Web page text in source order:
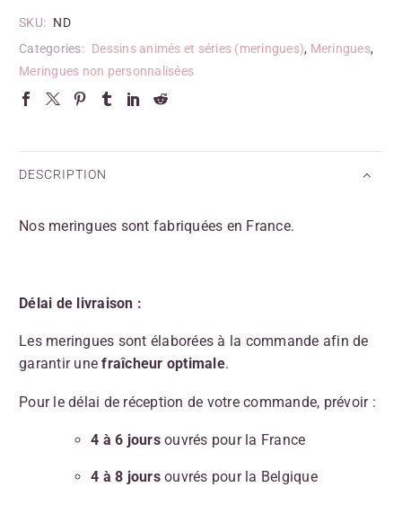
SKU: ND
Categories: Dessins animés et séries (meringues), Meringues,
Meringues non personnalisées
DESCRIPTION
Nos meringues sont fabriquées en France.
Délai de livraison :
Les meringues sont élaborées à la commande afin de
garantir unefraîcheur optimale.
Pour le délai de réception de votre commande, prévoir :
4 à 6 jours ouvrés pour la France
4 à 8 jours ouvrés pour la Belgique